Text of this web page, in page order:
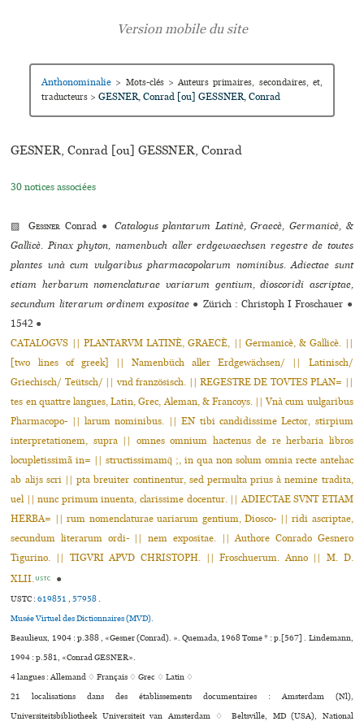
Anthonominalie > Mots-clés > Auteurs primaires, secondaires, et,
traducteurs > GESNER, Conrad [ou] GESSNER, Conrad
GESNER, Conrad [ou] GESSNER, Conrad
30 notices associées
▨Gessner Conrad ● Catalogus plantarum Latinè, Graecè, Germanicè, &
Gallicè. Pinax phyton, namenbuch aller erdgewaechsen regestre de toutes
plantes unà cum vulgaribus pharmacopolarum nominibus. Adiectae sunt
etiam herbarum nomenclaturae variarum gentium, dioscoridi ascriptae,
secundum literarum ordinem expositae ● Zürich : Christoph I Froschauer ●
1542 ●
CATALOGVS || PLANTARVM LATINÈ, GRAECÈ, || Germanicè, & Gallicè. ||
[two lines of greek] || Namenbüch aller Erdgewächsen/ || Latinisch/
Griechisch/ Teütsch/ || vnd französisch. || REGESTRE DE TOVTES PLAN= ||
tes en quattre langues, Latin, Grec, Aleman, & Francoys. || Vnà cum uulgaribus
Pharmacopo- || larum nominibus. || EN tibi candidissime Lector, stirpium
interpretationem, supra || omnes omnium hactenus de re herbaria libros
locupletissimã in= || structissimamq̃ ;, in qua non solum omnia recte antehac
ab alijs scri || pta breuiter continentur, sed permulta prius à nemine tradita,
uel || nunc primum inuenta, clarissime docentur. || ADIECTAE SVNT ETIAM
HERBA= || rum nomenclaturae uariarum gentium, Diosco- || ridi ascriptae,
secundum literarum ordi- || nem expositae. || Authore Conrado Gesnero
Tigurino. || TIGVRI APVD CHRISTOPH. || Froschuerum. Anno || M. D.
XLII. USTC ●
USTC :619851,57958.
Musée Virtuel des Dictionnaires (MVD).
Beaulieux, 1904 : p.388 , «Gesner (Conrad). ». Quemada, 1968 Tome * : p.[567] . Lindemann,
1994 : p.581, «Conrad GESNER».
4 langues :Allemand ♢Français ♢Grec ♢Latin ♢
21 localisations dans des établissements documentaires : Amsterdam (Nl),
Universiteitsbibliotheek Universiteit van Amsterdam ♢ Beltsville, MD (USA), National